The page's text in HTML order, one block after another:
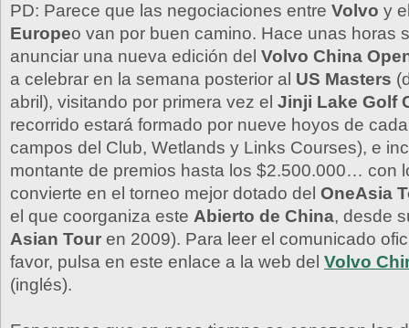
PD: Parece que las negociaciones entre Volvo y
Europeo van por buen camino. Hace unas horas
anunciar una nueva edición del Volvo China
a celebrar en la semana posterior al US Masters
abril), visitando por primera vez el Jinji Lake Golf
recorrido estará formado por nueve hoyos de
campos del Club, Wetlands y Links Courses), e
montante de premios hasta los $2.500.000… con
convierte en el torneo mejor dotado del OneAsia
el que coorganiza este Abierto de China, desde
Asian Tour en 2009). Para leer el comunicado
favor, pulsa en este enlace a la web del Volvo
(inglés).